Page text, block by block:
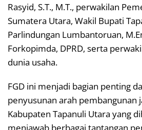
Rasyid, S.T., M.T., perwakilan
Sumatera Utara, Wakil Bupati
Parlindungan Lumbantoruan,
Forkopimda, DPRD, serta
dunia usaha.
FGD ini menjadi bagian penting
penyusunan arah pembangunan
Kabupaten Tapanuli Utara yang
menjawab berbagai tantangan